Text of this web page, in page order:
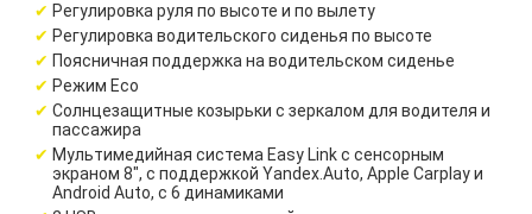
Регулировка руля по высоте и по вылету
Регулировка водительского сиденья по высоте
Поясничная поддержка на водительском сиденье
Режим Eco
Солнцезащитные козырьки с зеркалом для водителя и
пассажира
Мультимедийная система Easy Link c сенсорным
экраном 8", с поддержкой Yandex.Auto, Apple Carplay и
Android Auto, с 6 динамиками